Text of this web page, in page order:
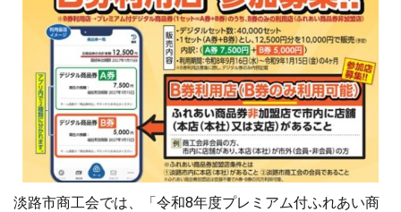
淡路市商工会では、「令和8年度プレミアム付ふれあい商